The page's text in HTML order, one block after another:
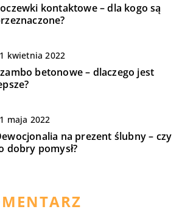
kontaktowe – dla kogo są
kwietnia 2022
betonowe – dlaczego jest
maja 2022
na prezent ślubny – czy
dobry pomysł?